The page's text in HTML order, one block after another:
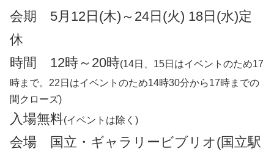
会期 5月12日(木)～24日(火) 18日(水)定
休
時間 12時～20時(14日、15日はイベントのため17
時まで。22日はイベントのため14時30分から17時までの
間クローズ)
入場無料(イベントは除く)
会場 国立・ギャラリービブリオ(国立駅